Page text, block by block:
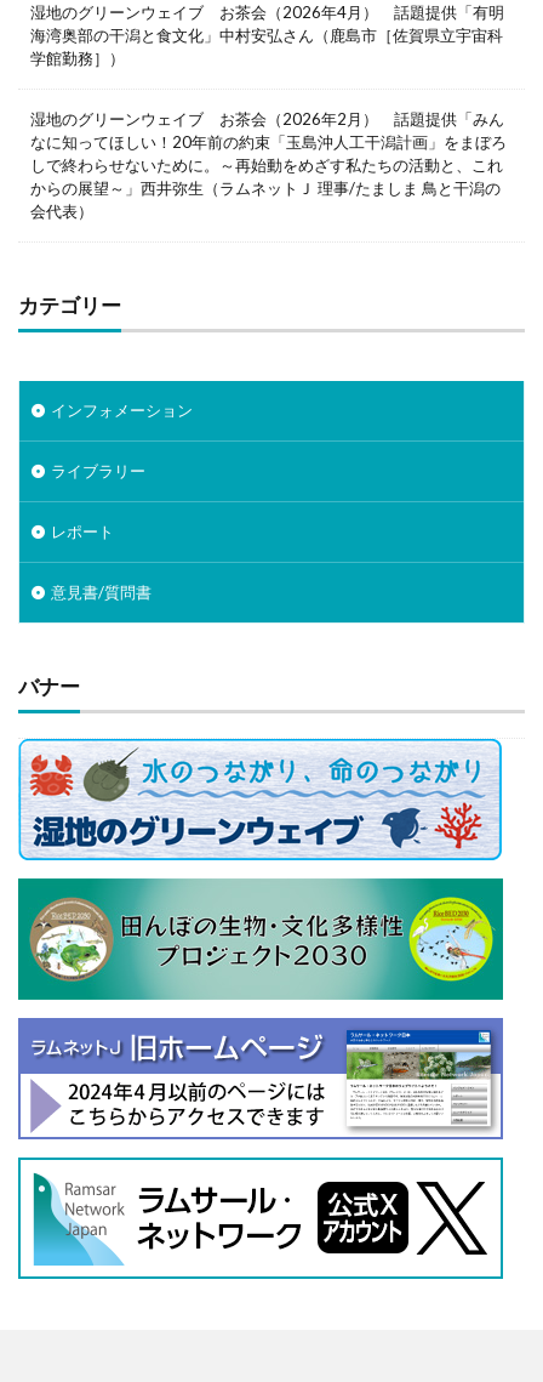
湿地のグリーンウェイブ お茶会（2026年4月） 話題提供「有明
海湾奥部の干潟と食文化」中村安弘さん（鹿島市［佐賀県立宇宙科
学館勤務］）
湿地のグリーンウェイブ お茶会（2026年2月） 話題提供「みん
なに知ってほしい！20年前の約束「玉島沖人工干潟計画」をまぼろ
しで終わらせないために。～再始動をめざす私たちの活動と、これ
からの展望～」西井弥生（ラムネットＪ 理事/たましま 鳥と干潟の
会代表）
カテゴリー
インフォメーション
ライブラリー
レポート
意見書/質問書
バナー